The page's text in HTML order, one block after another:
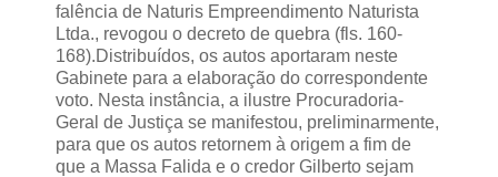
falência de Naturis Empreendimento Naturista
Ltda., revogou o decreto de quebra (fls. 160-
168).Distribuídos, os autos aportaram neste
Gabinete para a elaboração do correspondente
voto. Nesta instância, a ilustre Procuradoria-
Geral de Justiça se manifestou, preliminarmente,
para que os autos retornem à origem a fim de
que a Massa Falida e o credor Gilberto sejam